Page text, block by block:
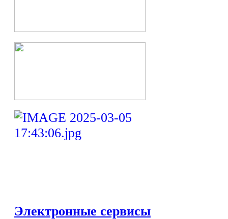
Электронные сервисы